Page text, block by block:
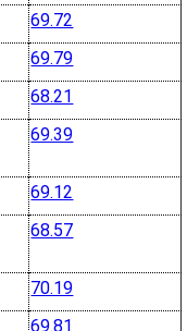
69.72
69.79
68.21
69.39
69.12
68.57
70.19
69.81